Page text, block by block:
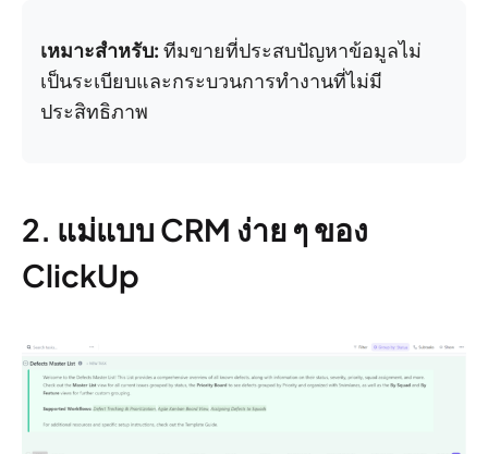
เหมาะสำหรับ: ทีมขายที่ประสบปัญหาข้อมูลไม่
เป็นระเบียบและกระบวนการทำงานที่ไม่มี
ประสิทธิภาพ
2. แม่แบบ CRM ง่าย ๆ ของ
ClickUp